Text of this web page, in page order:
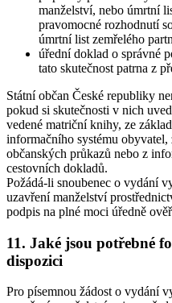
manželství, nebo úmrtní
pravomocné rozhodnutí
úmrtní list zemřelého
úřední doklad o správné
tato skutečnost patrna z
Státní občan České republiky
pokud si skutečnosti v nich
vedené matriční knihy, ze
informačního systému
občanských průkazů nebo z
cestovních dokladů.
Požádá-li snoubenec o vydání
uzavření manželství
podpis na plné moci úředně
11. Jaké jsou potřebné
dispozici
Pro písemnou žádost o vydání